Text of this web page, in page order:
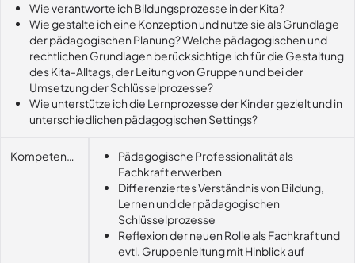
Wie verantworte ich Bildungsprozesse in der Kita?
Wie gestalte ich eine Konzeption und nutze sie als Grundlage
der pädagogischen Planung? Welche pädagogischen und
rechtlichen Grundlagen berücksichtige ich für die Gestaltung
des Kita-Alltags, der Leitung von Gruppen und bei der
Umsetzung der Schlüsselprozesse?
Wie unterstütze ich die Lernprozesse der Kinder gezielt und in
unterschiedlichen pädagogischen Settings?
Kompetenzerwerb
Pädagogische Professionalität als
Fachkraft erwerben
Differenziertes Verständnis von Bildung,
Lernen und der pädagogischen
Schlüsselprozesse
Reflexion der neuen Rolle als Fachkraft und
evtl. Gruppenleitung mit Hinblick auf